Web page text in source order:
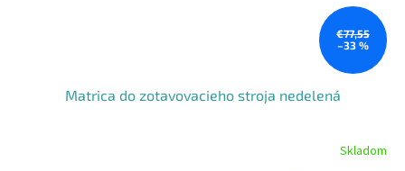
€77,55
–33 %
Matrica do zotavovacieho stroja nedelená
Skladom